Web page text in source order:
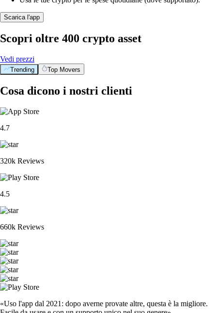
Scarica l'app
Scopri oltre 400 crypto asset
Vedi prezzi
Trending Top Movers
Cosa dicono i nostri clienti
4.7
320k Reviews
4.5
660k Reviews
«Uso l'app dal 2021: dopo averne provate altre, questa è la migliore.